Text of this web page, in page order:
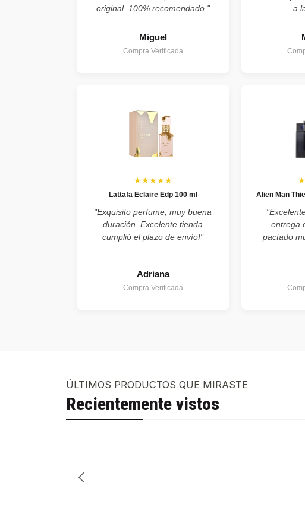
original. 100% recomendado."
Miguel
Compra Verificada
a
★★★★★
Lattafa Eclaire Edp 100 ml
"Exquisito perfume, muy buena
duración. Excelente tienda
cumplió el plazo de envío!"
Adriana
Compra Verificada
Alien Man
entrega
pactado
ÚLTIMOS PRODUCTOS QUE MIRASTE
Recientemente vistos